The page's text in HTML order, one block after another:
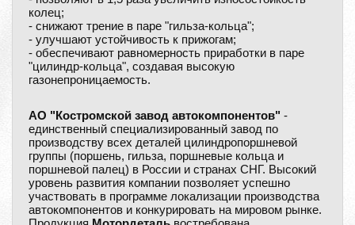
колец;
- снижают трение в паре "гильза-кольца";
- улучшают устойчивость к прижогам;
- обеспечивают равномерность приработки в паре
"цилиндр-кольца", создавая высокую
газонепроницаемость.
АО "Костромской завод автокомпонентов" -
единственный специализированный завод по
производству всех деталей цилиндропоршневой
группы (поршень, гильза, поршневые кольца и
поршневой палец) в России и странах СНГ. Высокий
уровень развития компании позволяет успешно
участвовать в программе локализации производства
автокомпонентов и конкурировать на мировом рынке.